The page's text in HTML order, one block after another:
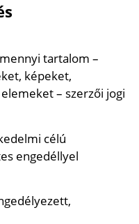
tartalom –
képeket,
– szerzői jogi
célú
engedéllyel